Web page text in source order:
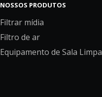
NOSSOS PRODUTOS
Filtrar mídia
Filtro de ar
Equipamento de Sala Limpa